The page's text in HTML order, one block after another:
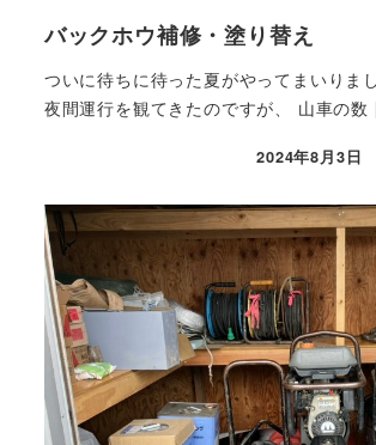
バックホウ補修・塗り替え
ついに待ちに待った夏がやってまいりま
夜間運行を観てきたのですが、 山車の
投稿日
2024年8月3日